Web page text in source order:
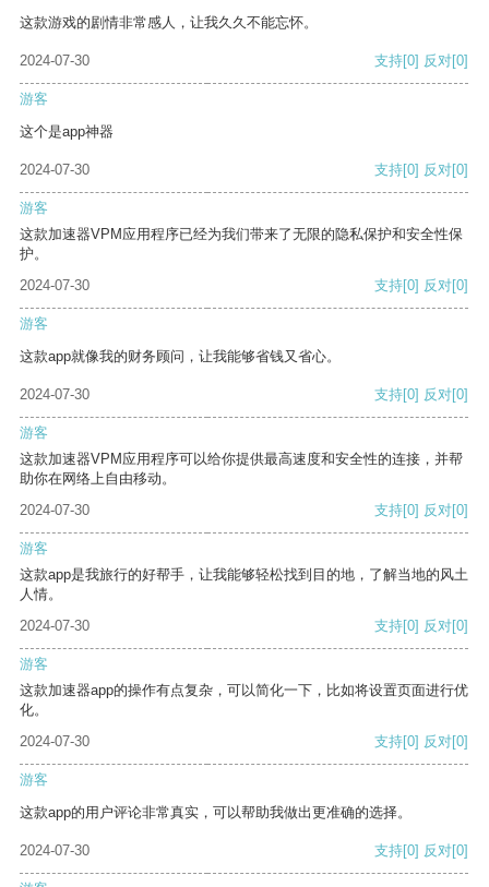
这款游戏的剧情非常感人，让我久久不能忘怀。
2024-07-30 支持[0] 反对[0]
游客
这个是app神器
2024-07-30 支持[0] 反对[0]
游客
这款加速器VPM应用程序已经为我们带来了无限的隐私保护和安全性保
护。
2024-07-30
支持[0] 反对[0]
游客
这款app就像我的财务顾问，让我能够省钱又省心。
2024-07-30 支持[0] 反对[0]
游客
这款加速器VPM应用程序可以给你提供最高速度和安全性的连接，并帮
助你在网络上自由移动。
2024-07-30
支持[0] 反对[0]
游客
这款app是我旅行的好帮手，让我能够轻松找到目的地，了解当地的风土
人情。
2024-07-30
支持[0] 反对[0]
游客
这款加速器app的操作有点复杂，可以简化一下，比如将设置页面进行优
化。
2024-07-30
支持[0] 反对[0]
游客
这款app的用户评论非常真实，可以帮助我做出更准确的选择。
2024-07-30 支持[0] 反对[0]